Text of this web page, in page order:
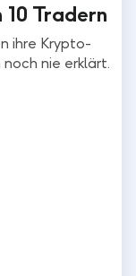
10 Tradern
ihre Krypto-
noch nie erklärt.